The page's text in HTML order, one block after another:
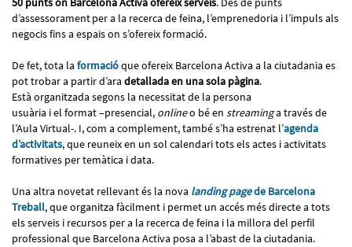
d’assessorament per a la recerca de feina, l’emprenedoria i l’impuls als
negocis fins a espais on s’ofereix formació.
De fet, tota la formacióque ofereix Barcelona Activa a la ciutadania es
pot trobar a partir d’ara detallada en una sola pàgina.
Està organitzada segons la necessitat de la persona
usuària i el format –presencial, onlineo bé en streaminga través de
l’Aula Virtual-. I, com a complement, també s’ha estrenat l’agenda
d’activitats, que reuneix en un sol calendari tots els actes i activitats
formatives per temàtica i data.
Una altra novetat rellevant és la nova landing pagede Barcelona
Treball, que organitza fàcilment i permet un accés més directe a tots
els serveis i recursos per a la recerca de feina i la millora del perfil
professional que Barcelona Activa posa a l’abast de la ciutadania.